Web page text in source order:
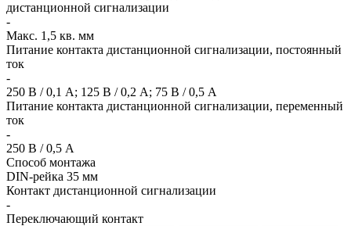
дистанционной сигнализации
-
Макс. 1,5 кв. мм
Питание контакта дистанционной сигнализации, постоянный
ток
-
250 В / 0,1 А; 125 В / 0,2 А; 75 В / 0,5 А
Питание контакта дистанционной сигнализации, переменный
ток
-
250 В / 0,5 А
Способ монтажа
DIN-рейка 35 мм
Контакт дистанционной сигнализации
-
Переключающий контакт